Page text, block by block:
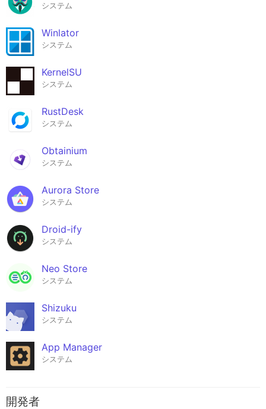
システム
Winlator
システム
KernelSU
システム
RustDesk
システム
Obtainium
システム
Aurora Store
システム
Droid-ify
システム
Neo Store
システム
Shizuku
システム
App Manager
システム
開発者